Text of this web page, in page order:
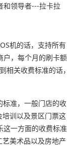
和领导者---拉卡拉
机的话，支持所有
户，每个月的刷卡额
相关收费标准的话，
标准，一般门店的收
训以及景区门票这
这一方面的收费标准
美术品以及房地产